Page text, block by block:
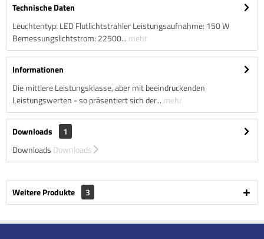
Technische Daten
Leuchtentyp: LED Flutlichtstrahler Leistungsaufnahme: 150 W
Bemessungslichtstrom: 22500... mehr
Informationen
Die mittlere Leistungsklasse, aber mit beeindruckenden
Leistungswerten - so präsentiert sich der... mehr
Downloads
1
Downloads Downloads
Weitere Produkte 3